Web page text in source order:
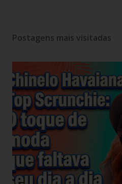
Postagens mais visitadas